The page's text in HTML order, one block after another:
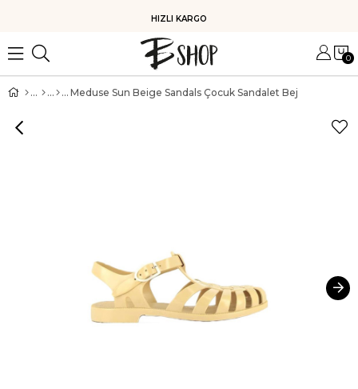
HIZLI KARGO
0
Meduse Sun Beige Sandals Çocuk Sandalet Bej